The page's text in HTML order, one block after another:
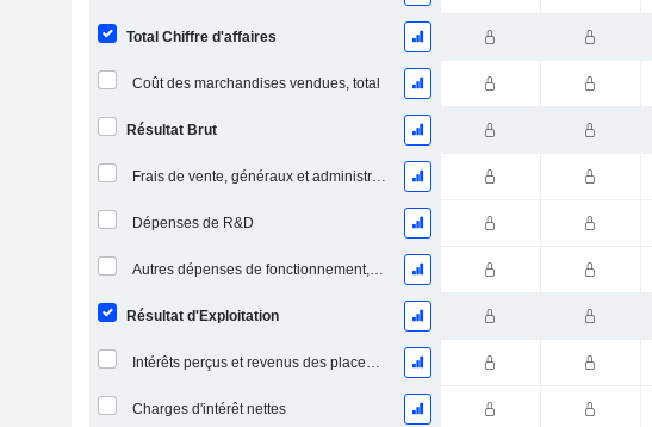
Total Chiffre d'affaires
Coût des marchandises vendues, total
Résultat Brut
Frais de vente, généraux et administratifs, total
Dépenses de R&D
Autres dépenses de fonctionnement, total
Résultat d'Exploitation
Intérêts perçus et revenus des placements
Charges d'intérêt nettes